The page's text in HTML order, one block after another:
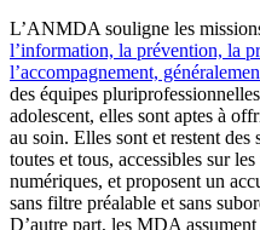
L’ANMDA souligne les
l’information, la prévention, la
l’accompagnement,
des équipes
adolescent, elles sont aptes à
au soin. Elles sont et restent des
toutes et tous, accessibles sur
numériques, et proposent un
sans filtre préalable et sans
D’autre part, les MDA